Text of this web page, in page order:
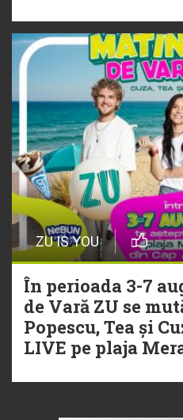
ZU IS YOU
În perioada 3-7
de Vară ZU se
Popescu, Tea și
LIVE pe plaja